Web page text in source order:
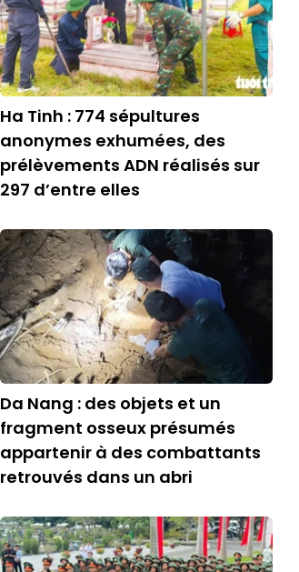
Ha Tinh : 774 sépultures
anonymes exhumées, des
prélèvements ADN réalisés sur
297 d’entre elles
Da Nang : des objets et un
fragment osseux présumés
appartenir à des combattants
retrouvés dans un abri